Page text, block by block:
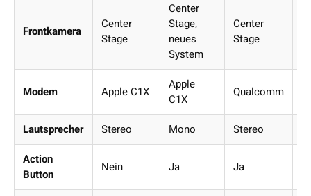
Frontkamera
Center
Stage
Center
Stage,
neues
System
Center
Stage
Modem Apple C1X
Apple
C1X
Qualcomm
Lautsprecher Stereo Mono Stereo
Action
Button
Nein Ja Ja